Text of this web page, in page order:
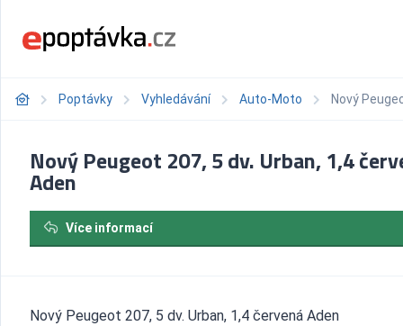
Poptávky Vyhledávání Auto-Moto Nový
Nový Peugeot 207, 5 dv. Urban, 1,4
Aden
Více informací
Nový Peugeot 207, 5 dv. Urban, 1,4 červená Aden